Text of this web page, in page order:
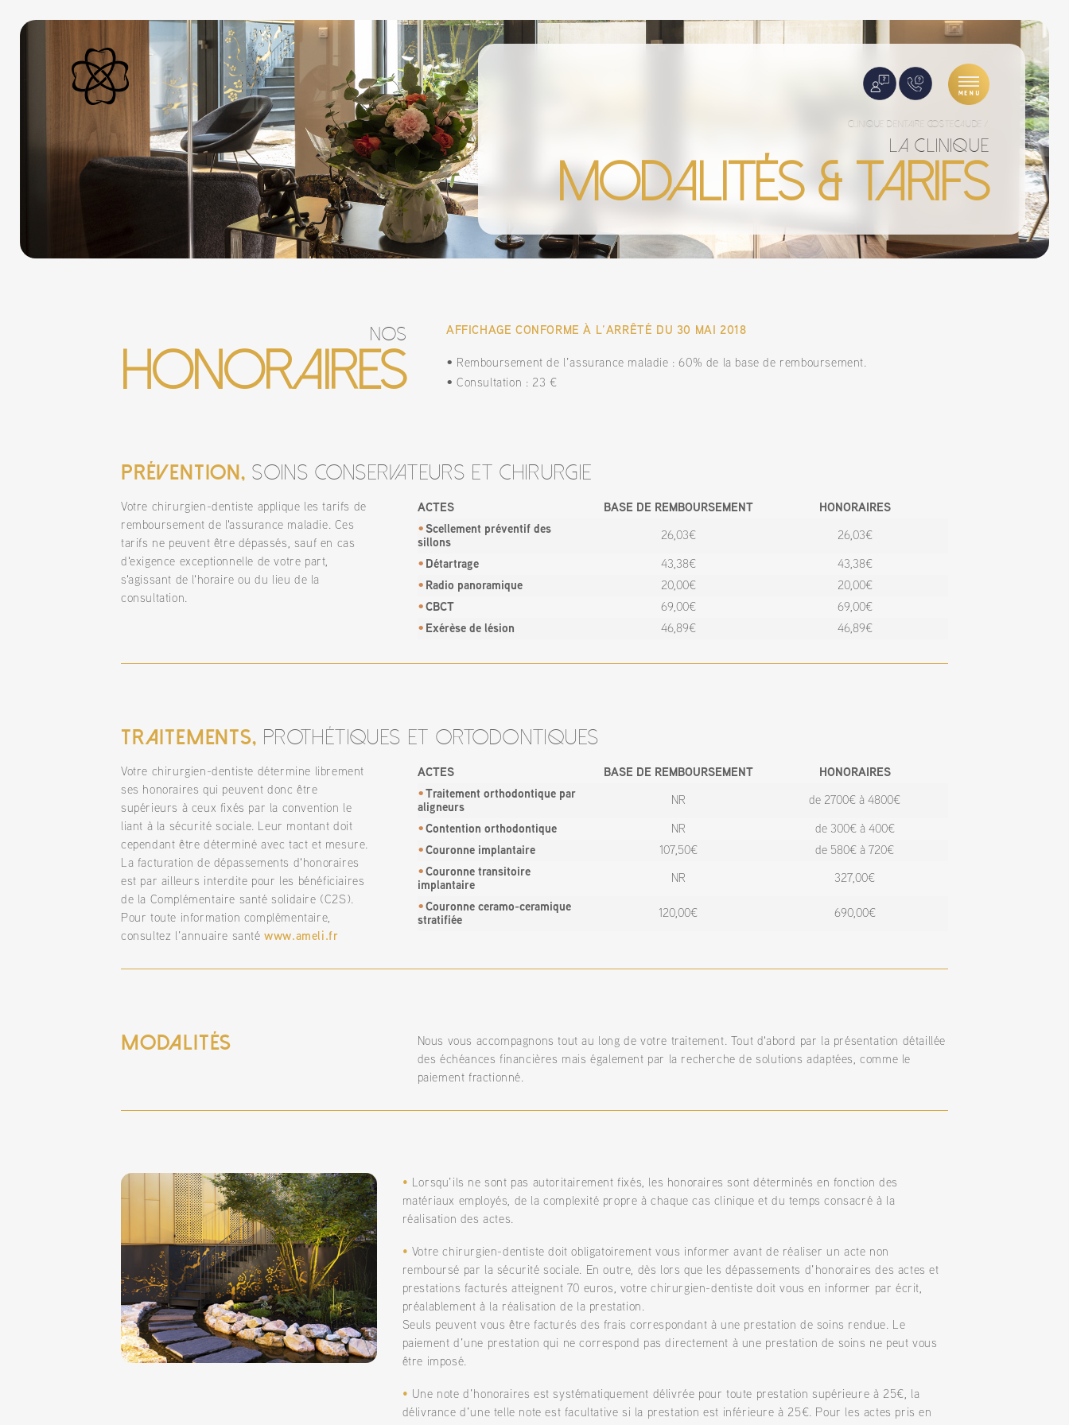
clinique dentaire costecaude
La clinique
Modalités & Tarifs
Nos
honoraires
AFFICHAGE CONFORME À L’ARRÊTÉ DU 30 MAI 2018
Remboursement de l’assurance maladie : 60% de la base de remboursement.
Consultation : 23 €
Prévention, soins conservateurs et chirurgie
Votre chirurgien-dentiste applique les tarifs de
remboursement de l'assurance maladie. Ces
tarifs ne peuvent être dépassés, sauf en cas
d'exigence exceptionnelle de votre part,
s'agissant de l'horaire ou du lieu de la
consultation.
ACTES BASE DE REMBOURSEMENT
HONORAIRES
Scellement préventif des
sillons
26,03€ 26,03€
Détartrage 43,38€ 43,38€
Radio panoramique 20,00€ 20,00€
CBCT 69,00€ 69,00€
Exérèse de lésion 46,89€ 46,89€
traitements, prothétiques et ortodontiques
Votre chirurgien-dentiste détermine librement
ses honoraires qui peuvent donc être
supérieurs à ceux fixés par la convention le
liant à la sécurité sociale. Leur montant doit
cependant être déterminé avec tact et mesure.
La facturation de dépassements d'honoraires
est par ailleurs interdite pour les bénéficiaires
de la Complémentaire santé solidaire (C2S).
Pour toute information complémentaire,
consultez l’annuaire santéwww.ameli.fr
ACTES BASE DE REMBOURSEMENT
HONORAIRES
Traitement orthodontique par
aligneurs
NR de 2700€ à 4800€
Contention orthodontique NR de 300€ à 400€
Couronne implantaire 107,50€ de 580€ à 720€
Couronne transitoire
implantaire
NR 327,00€
Couronne ceramo-ceramique
stratifiée
120,00€ 690,00€
Modalités
Nous vous accompagnons tout au long de votre traitement. Tout d'abord par la présentation détaillée
des échéances financières mais également par la recherche de solutions adaptées, comme le
paiement fractionné.
• Lorsqu’ils ne sont pas autoritairement fixés, les honoraires sont déterminés en fonction des
matériaux employés, de la complexité propre à chaque cas clinique et du temps consacré à la
réalisation des actes.
• Votre chirurgien-dentiste doit obligatoirement vous informer avant de réaliser un acte non
remboursé par la sécurité sociale. En outre, dès lors que les dépassements d’honoraires des actes et
prestations facturés atteignent 70 euros, votre chirurgien-dentiste doit vous en informer par écrit,
préalablement à la réalisation de la prestation.
Seuls peuvent vous être facturés des frais correspondant à une prestation de soins rendue. Le
paiement d’une prestation qui ne correspond pas directement à une prestation de soins ne peut vous
être imposé.
• Une note d’honoraires est systématiquement délivrée pour toute prestation supérieure à 25€, la
délivrance d’une telle note est facultative si la prestation est inférieure à 25€. Pour les actes pris en